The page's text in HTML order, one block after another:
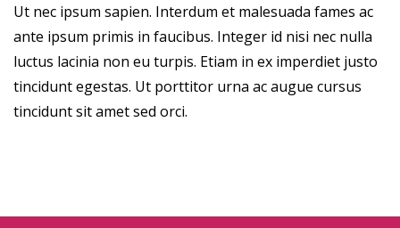
Ut nec ipsum sapien. Interdum et malesuada fames ac
ante ipsum primis in faucibus. Integer id nisi nec nulla
luctus lacinia non eu turpis. Etiam in ex imperdiet justo
tincidunt egestas. Ut porttitor urna ac augue cursus
tincidunt sit amet sed orci.